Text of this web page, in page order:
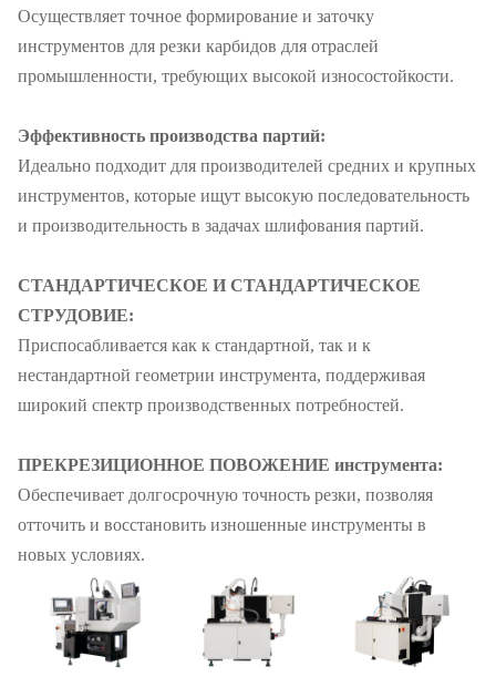
Осуществляет точное формирование и заточку
инструментов для резки карбидов для отраслей
промышленности, требующих высокой износостойкости.
Эффективность производства партий:
Идеально подходит для производителей средних и крупных
инструментов, которые ищут высокую последовательность
и производительность в задачах шлифования партий.
СТАНДАРТИЧЕСКОЕ И СТАНДАРТИЧЕСКОЕ
СТРУДОВИЕ:
Приспосабливается как к стандартной, так и к
нестандартной геометрии инструмента, поддерживая
широкий спектр производственных потребностей.
ПРЕКРЕЗИЦИОННОЕ ПОВОЖЕНИЕ инструмента:
Обеспечивает долгосрочную точность резки, позволяя
отточить и восстановить изношенные инструменты в
новых условиях.